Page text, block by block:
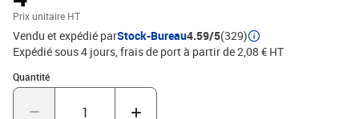
biseautée moyenne, parfaite pour les tâches organisationnelles
comme pour la création artistique - que ce soit pour marquer des
boîtes ou des cintres pour avoir plus d'ordre dans la maison, pour
colorer ses baskets ou des pots de fleurs, ou encore pour écrire sur
des surfaces de travail dans son propre atelier Le marqueur edding
500 laisse une impression durable Le corps du stylo en aluminium
de qualité est solide et convient donc à une utilisation prolongée,
Prix unitaire HT
Vendu et expédié parStock-Bureau4.59/5(329)
Expédié sous 4 jours, frais de port à partir de 2,08 € HT
Quantité
Quantité : 1